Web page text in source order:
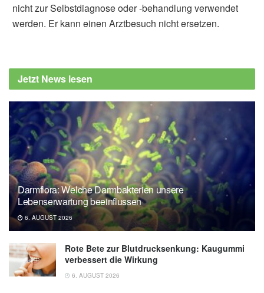
nicht zur Selbstdiagnose oder -behandlung verwendet
werden. Er kann einen Arztbesuch nicht ersetzen.
Jetzt News lesen
Darmflora: Welche Darmbakterien unsere
Lebenserwartung beeinflussen
6. AUGUST 2026
Rote Bete zur Blutdrucksenkung: Kaugummi
verbessert die Wirkung
6. AUGUST 2026